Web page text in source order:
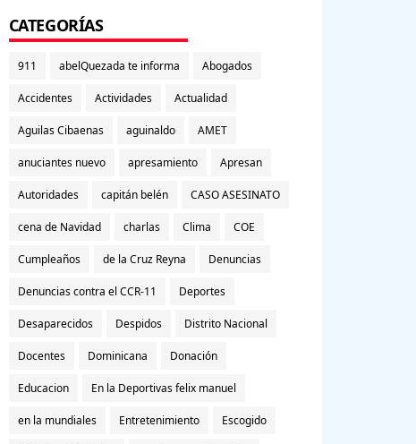
CATEGORÍAS
911 abelQuezada te informa Abogados
Accidentes Actividades Actualidad
Aguilas Cibaenas aguinaldo AMET
anuciantes nuevo apresamiento Apresan
Autoridades capitán belén CASO ASESINATO
cena de Navidad charlas Clima COE
Cumpleaños de la Cruz Reyna Denuncias
Denuncias contra el CCR-11 Deportes
Desaparecidos Despidos Distrito Nacional
Docentes Dominicana Donación
Educacion En la Deportivas felix manuel
en la mundiales Entretenimiento Escogido